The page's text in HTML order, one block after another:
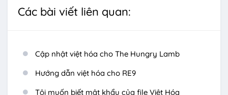
Các bài viết liên quan:
Cập nhật việt hóa cho The Hungry Lamb
Hướng dẫn việt hóa cho RE9
Tôi muốn biết mật khẩu của file Việt Hóa